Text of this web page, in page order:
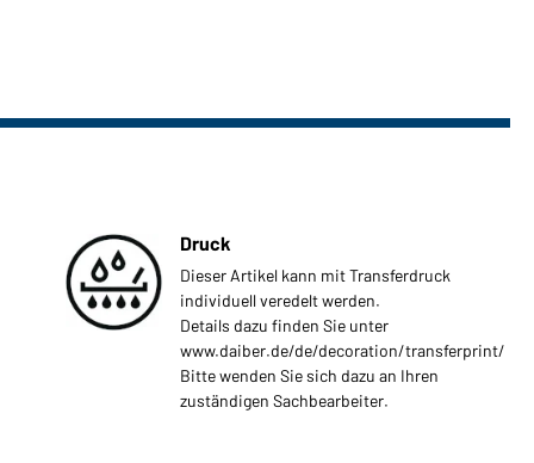
Druck
Dieser Artikel kann mit Transferdruck
individuell veredelt werden.
Details dazu finden Sie unter
www.daiber.de/de/decoration/transferprint/
Bitte wenden Sie sich dazu an Ihren
zuständigen Sachbearbeiter.